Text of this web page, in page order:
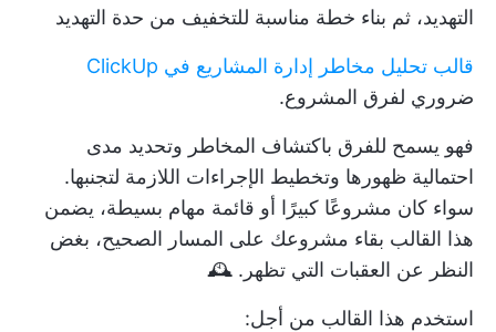
التهديد، ثم بناء خطة مناسبة للتخفيف من حدة التهديد
قالب تحليل مخاطر إدارة المشاريع في ClickUp
ضروري لفرق المشروع.
فهو يسمح للفرق باكتشاف المخاطر وتحديد مدى
احتمالية ظهورها وتخطيط الإجراءات اللازمة لتجنبها.
سواء كان مشروعًا كبيرًا أو قائمة مهام بسيطة، يضمن
هذا القالب بقاء مشروعك على المسار الصحيح، بغض
النظر عن العقبات التي تظهر. 🕰
استخدم هذا القالب من أجل: